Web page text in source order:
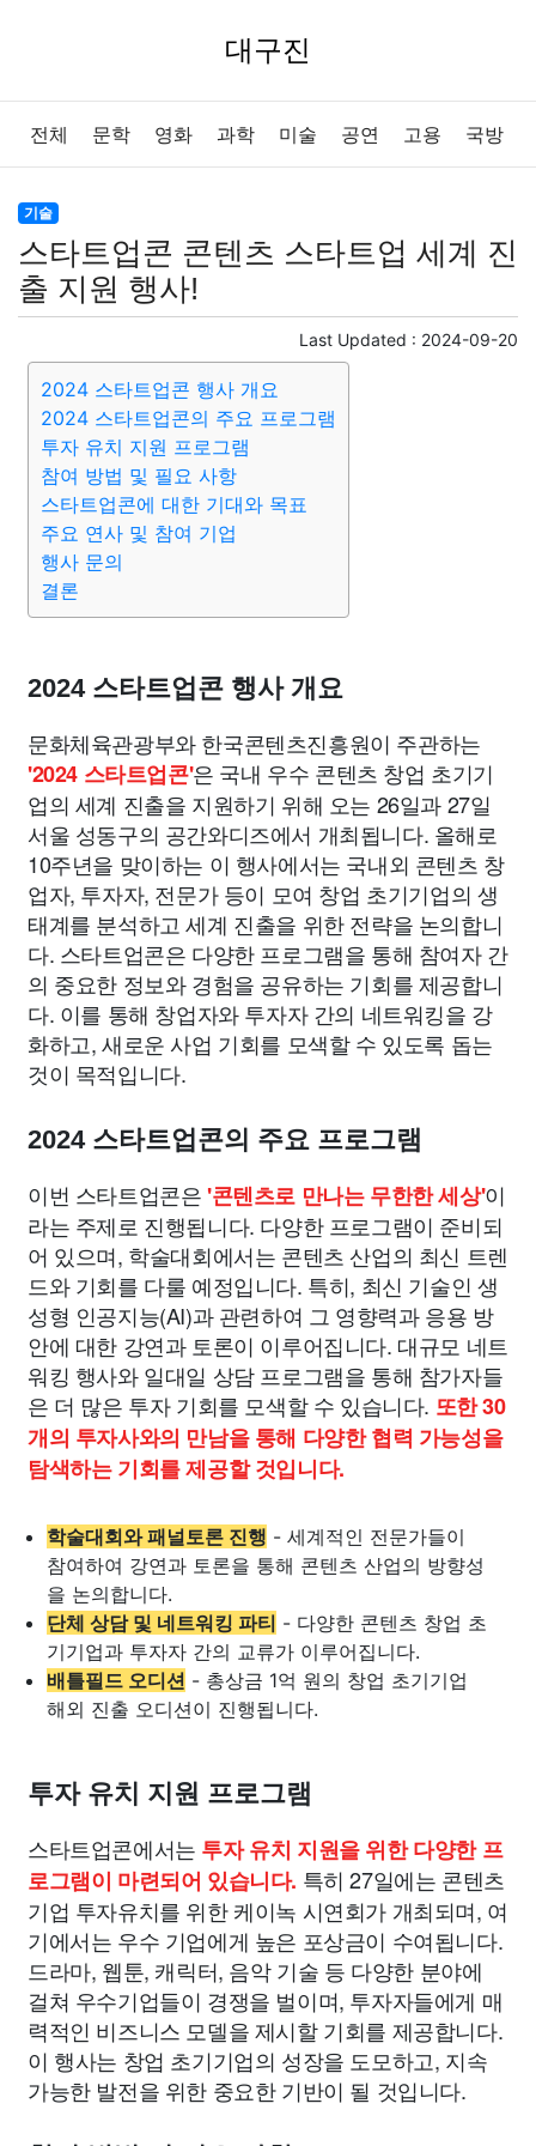
대구진
전체 문학 영화 과학 미술 공연 고용 국방
법률
보건 질병 가요 방송 일상 주식 암호화폐
반려동물 패션 미용
증권 인테리어 요리 상품리뷰
게임 스포츠 대출
맛집 IT 컴퓨터 기술
의료
기술
스타트업콘 콘텐츠 스타트업 세계 진
출 지원 행사!
Last Updated : 2024-09-20
2024 스타트업콘 행사 개요
2024 스타트업콘의 주요 프로그램
투자 유치 지원 프로그램
참여 방법 및 필요 사항
스타트업콘에 대한 기대와 목표
주요 연사 및 참여 기업
행사 문의
결론
2024 스타트업콘 행사 개요
문화체육관광부와 한국콘텐츠진흥원이 주관하는
'2024 스타트업콘'은 국내 우수 콘텐츠 창업 초기기
업의 세계 진출을 지원하기 위해 오는 26일과 27일
서울 성동구의 공간와디즈에서 개최됩니다. 올해로
10주년을 맞이하는 이 행사에서는 국내외 콘텐츠 창
업자, 투자자, 전문가 등이 모여 창업 초기기업의 생
태계를 분석하고 세계 진출을 위한 전략을 논의합니
다. 스타트업콘은 다양한 프로그램을 통해 참여자 간
의 중요한 정보와 경험을 공유하는 기회를 제공합니
다. 이를 통해 창업자와 투자자 간의 네트워킹을 강
화하고, 새로운 사업 기회를 모색할 수 있도록 돕는
것이 목적입니다.
2024 스타트업콘의 주요 프로그램
이번 스타트업콘은'콘텐츠로 만나는 무한한 세상'이
라는 주제로 진행됩니다. 다양한 프로그램이 준비되
어 있으며, 학술대회에서는 콘텐츠 산업의 최신 트렌
드와 기회를 다룰 예정입니다. 특히, 최신 기술인 생
성형 인공지능(AI)과 관련하여 그 영향력과 응용 방
안에 대한 강연과 토론이 이루어집니다. 대규모 네트
워킹 행사와 일대일 상담 프로그램을 통해 참가자들
은 더 많은 투자 기회를 모색할 수 있습니다. 또한 30
개의 투자사와의 만남을 통해 다양한 협력 가능성을
탐색하는 기회를 제공할 것입니다.
학술대회와 패널토론 진행 - 세계적인 전문가들이
참여하여 강연과 토론을 통해 콘텐츠 산업의 방향성
을 논의합니다.
단체 상담 및 네트워킹 파티 - 다양한 콘텐츠 창업 초
기기업과 투자자 간의 교류가 이루어집니다.
배틀필드 오디션 - 총상금 1억 원의 창업 초기기업
해외 진출 오디션이 진행됩니다.
투자 유치 지원 프로그램
스타트업콘에서는 투자 유치 지원을 위한 다양한 프
로그램이 마련되어 있습니다. 특히 27일에는 콘텐츠
기업 투자유치를 위한 케이녹 시연회가 개최되며, 여
기에서는 우수 기업에게 높은 포상금이 수여됩니다.
드라마, 웹툰, 캐릭터, 음악 기술 등 다양한 분야에
걸쳐 우수기업들이 경쟁을 벌이며, 투자자들에게 매
력적인 비즈니스 모델을 제시할 기회를 제공합니다.
이 행사는 창업 초기기업의 성장을 도모하고, 지속
가능한 발전을 위한 중요한 기반이 될 것입니다.